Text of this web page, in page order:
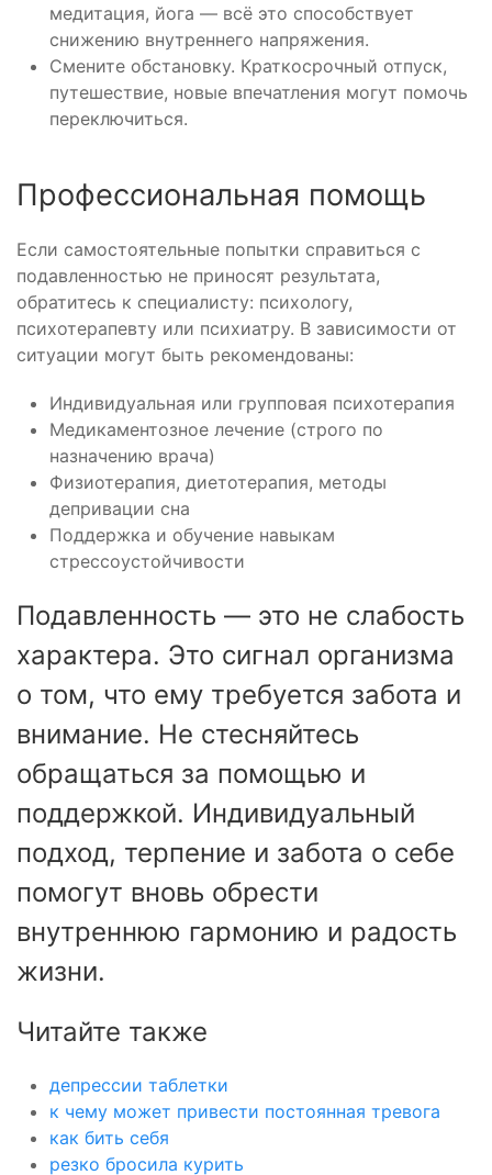
медитация, йога — всё это способствует
снижению внутреннего напряжения.
Смените обстановку. Краткосрочный отпуск,
путешествие, новые впечатления могут помочь
переключиться.
Профессиональная помощь
Если самостоятельные попытки справиться с
подавленностью не приносят результата,
обратитесь к специалисту: психологу,
психотерапевту или психиатру. В зависимости от
ситуации могут быть рекомендованы:
Индивидуальная или групповая психотерапия
Медикаментозное лечение (строго по
назначению врача)
Физиотерапия, диетотерапия, методы
депривации сна
Поддержка и обучение навыкам
стрессоустойчивости
Подавленность — это не слабость
характера. Это сигнал организма
о том, что ему требуется забота и
внимание. Не стесняйтесь
обращаться за помощью и
поддержкой. Индивидуальный
подход, терпение и забота о себе
помогут вновь обрести
внутреннюю гармонию и радость
жизни.
Читайте также
депрессии таблетки
к чему может привести постоянная тревога
как бить себя
резко бросила курить